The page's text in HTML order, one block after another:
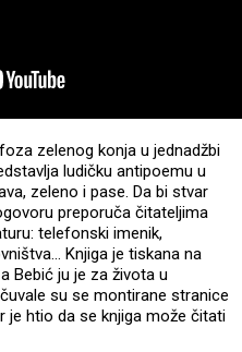
zelenog konja u jednadžbi
ludičku antipoemu u
zeleno i pase. Da bi stvar
preporuča čitateljima
telefonski imenik,
Knjiga je tiskana na
Bebić ju je za života u
su se montirane stranice
je htio da se knjiga može čitati